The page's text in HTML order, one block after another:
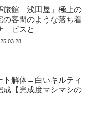
旅館「浅田屋」極上の
の客間のような落ち着
ービスと
ト解体→白いキルティ
成【完成度マシマシの